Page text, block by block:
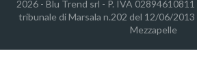
2026 - Blu Trend srl - P. IVA
tribunale di Marsala n.202 del 12/06/
Mezzapelle